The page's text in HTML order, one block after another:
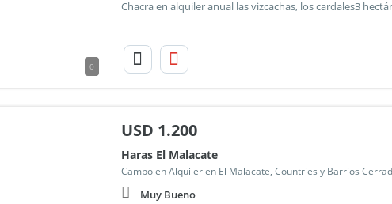
0
USD 1.200
Haras El Malacate
Campo en Alquiler en El Malacate, Countries y Barrios
Muy Bueno